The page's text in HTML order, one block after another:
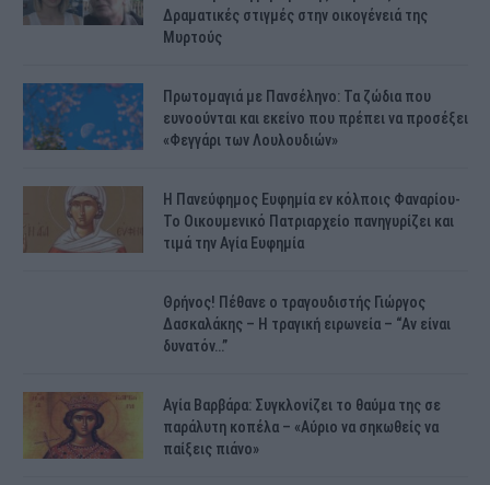
Δραματικές στιγμές στην οικογένειά της
Μυρτούς
Πρωτομαγιά με Πανσέληνο: Τα ζώδια που
ευνοούνται και εκείνο που πρέπει να προσέξει
«Φεγγάρι των Λουλουδιών»
H Πανεύφημος Ευφημία εν κόλποις Φαναρίου-
Το Οικουμενικό Πατριαρχείο πανηγυρίζει και
τιμά την Αγία Ευφημία
Θρήνος! Πέθανε ο τραγουδιστής Γιώργος
Δασκαλάκης – Η τραγική ειρωνεία – “Αν είναι
δυνατόν…”
Αγία Βαρβάρα: Συγκλονίζει το θαύμα της σε
παράλυτη κοπέλα – «Αύριο να σηκωθείς να
παίξεις πιάνο»